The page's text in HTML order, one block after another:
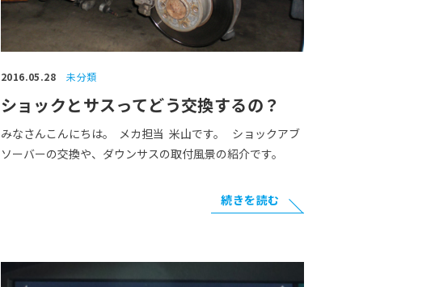
2016.05.28 未分類
ショックとサスってどう交換するの？
みなさんこんにちは。 メカ担当 米山です。 ショックアブ
ソーバーの交換や、ダウンサスの取付風景の紹介です。
続きを読む